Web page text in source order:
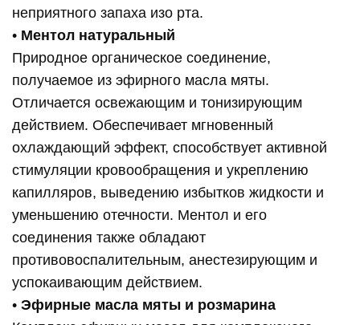
неприятного запаха изо рта.
• Ментол натуральный
Природное органическое соединение,
получаемое из эфирного масла мяты.
Отличается освежающим и тонизирующим
действием. Обеспечивает мгновенный
охлаждающий эффект, способствует активной
стимуляции кровообращения и укреплению
капилляров, выведению избытков жидкости и
уменьшению отечности. Ментол и его
соединения также обладают
противовоспалительным, анестезирующим и
успокаивающим действием.
•Эфирные масла мяты и розмарина